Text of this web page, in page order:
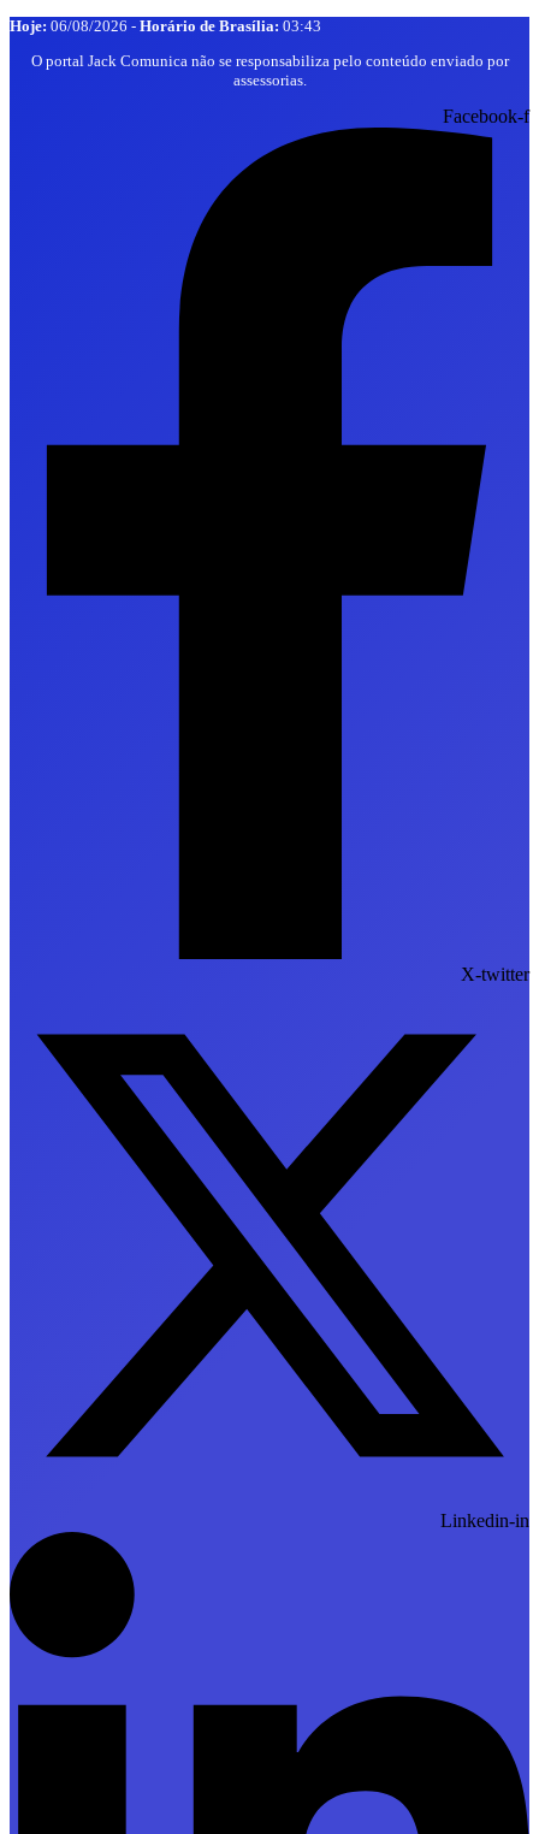
Hoje: 06/08/2026 - Horário de Brasília: 03:43
O portal Jack Comunica não se responsabiliza pelo conteúdo enviado por
assessorias.
Facebook-f
X-twitter
Linkedin-in